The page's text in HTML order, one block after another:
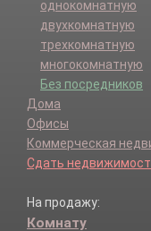
однокомнатную
двухкомнатную
трехкомнатную
многокомнатную
Без посредников
Дома
Офисы
Коммерческая
Сдать
На продажу:
Комнату